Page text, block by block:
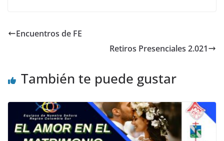
Encuentros de FE
Retiros Presenciales 2.021
También te puede gustar